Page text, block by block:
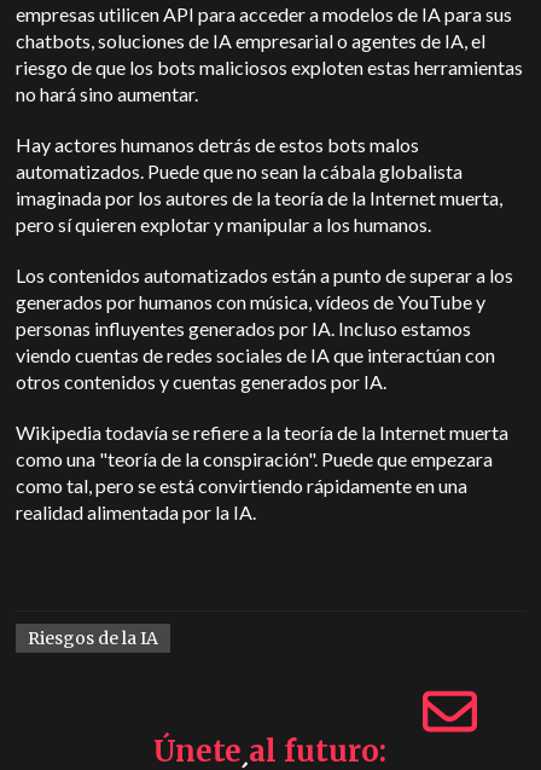
empresas utilicen API para acceder a modelos de IA para sus
chatbots, soluciones de IA empresarial o agentes de IA, el
riesgo de que los bots maliciosos exploten estas herramientas
no hará sino aumentar.
Hay actores humanos detrás de estos bots malos
automatizados. Puede que no sean la cábala globalista
imaginada por los autores de la teoría de la Internet muerta,
pero sí quieren explotar y manipular a los humanos.
Los contenidos automatizados están a punto de superar a los
generados por humanos con música, vídeos de YouTube y
personas influyentes generados por IA. Incluso estamos
viendo cuentas de redes sociales de IA que interactúan con
otros contenidos y cuentas generados por IA.
Wikipedia todavía se refiere a la teoría de la Internet muerta
como una "teoría de la conspiración". Puede que empezara
como tal, pero se está convirtiendo rápidamente en una
realidad alimentada por la IA.
Riesgos de la IA
Únete al futuro